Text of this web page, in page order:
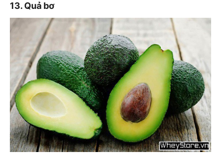
13. Quả bơ